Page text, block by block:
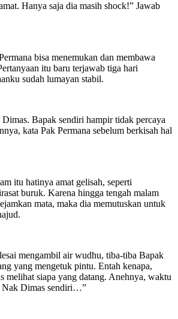
Hanya saja dia masih shock!” Jawab
bisa menemukan dan membawa
itu baru terjawab tiga hari
sudah lumayan stabil.
Bapak sendiri hampir tidak percaya
kata Pak Permana sebelum berkisah hal
itu hatinya amat gelisah, seperti
buruk. Karena hingga tengah malam
mata, maka dia memutuskan untuk
mengambil air wudhu, tiba-tiba Bapak
yang mengetuk pintu. Entah kenapa,
melihat siapa yang datang. Anehnya, waktu
Nak Dimas sendiri…”